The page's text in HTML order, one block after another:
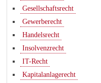
Gesellschaftsrecht
Gewerberecht
Handelsrecht
Insolvenzrecht
IT-Recht
Kapitalanlagerecht